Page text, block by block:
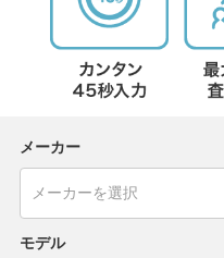
メーカー
モデル